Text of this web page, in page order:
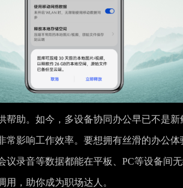
帮助。如今，多设备协同办公早已不是
常影响工作效率。要想拥有丝滑的办公
议录音等数据都能在平板、PC等设备间
，助你成为职场达人。